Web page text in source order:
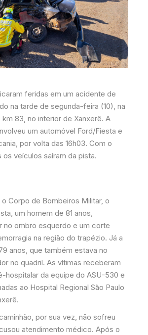
feridas em um acidente de
na tarde de segunda-feira (10), na
km 83, no interior de Xanxerê. A
um automóvel Ford/Fiesta e
por volta das 16h03. Com o
veículos saíram da pista.
Corpo de Bombeiros Militar, o
um homem de 81 anos,
no ombro esquerdo e um corte
na região do trapézio. Já a
anos, que também estava no
no quadril. As vítimas receberam
hospitalar da equipe do ASU-530 e
ao Hospital Regional São Paulo
por sua vez, não sofreu
atendimento médico. Após o